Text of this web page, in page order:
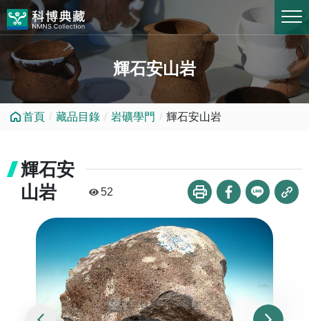
跳到中央內容區塊
輝石安山岩
首頁 藏品目錄 岩礦學門 輝石安山岩
輝石安
山岩
52